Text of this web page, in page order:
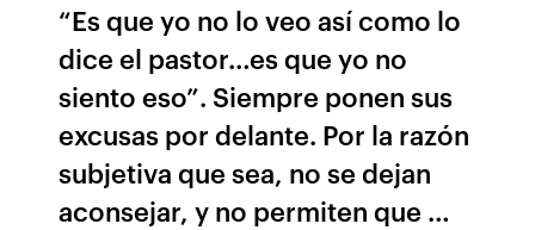
“Es que yo no lo veo así como lo
dice el pastor…es que yo no
siento eso”. Siempre ponen sus
excusas por delante. Por la razón
subjetiva que sea, no se dejan
aconsejar, y no permiten que …